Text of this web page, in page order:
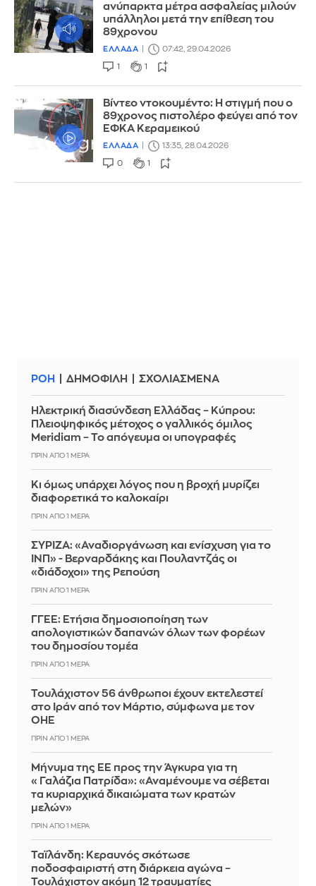
ανύπαρκτα μέτρα ασφαλείας μιλούν
υπάλληλοι μετά την επίθεση του
89χρονου
ΕΛΛΑΔΑ 07:42, 29.04.2026
1 1
Βίντεο ντοκουμέντο: Η στιγμή που ο
89χρονος πιστολέρο φεύγει από τον
ΕΦΚΑ Κεραμεικού
ΕΛΛΑΔΑ 13:35, 28.04.2026
0 1
ΡΟΗ ΔΗΜΟΦΙΛΗ ΣΧΟΛΙΑΣΜΕΝΑ
Ηλεκτρική διασύνδεση Ελλάδας – Κύπρου:
Πλειοψηφικός μέτοχος ο γαλλικός όμιλος
Meridiam – Το απόγευμα οι υπογραφές
ΠΡΙΝ ΑΠΌ 1 ΜΈΡΑ
Κι όμως υπάρχει λόγος που η βροχή μυρίζει
διαφορετικά το καλοκαίρι
ΠΡΙΝ ΑΠΌ 1 ΜΈΡΑ
ΣΥΡΙΖΑ: «Αναδιοργάνωση και ενίσχυση για το
ΙΝΠ» - Βερναρδάκης και Πουλαντζάς οι
«διάδοχοι» της Ρεπούση
ΠΡΙΝ ΑΠΌ 1 ΜΈΡΑ
ΓΓΕΕ: Eτήσια δημοσιοποίηση των
απολογιστικών δαπανών όλων των φορέων
του δημοσίου τομέα
ΠΡΙΝ ΑΠΌ 1 ΜΈΡΑ
Τουλάχιστον 56 άνθρωποι έχουν εκτελεστεί
στο Ιράν από τον Μάρτιο, σύμφωνα με τον
ΟΗΕ
ΠΡΙΝ ΑΠΌ 1 ΜΈΡΑ
Μήνυμα της ΕΕ προς την Άγκυρα για τη
«Γαλάζια Πατρίδα»: «Αναμένουμε να σέβεται
τα κυριαρχικά δικαιώματα των κρατών
μελών»
ΠΡΙΝ ΑΠΌ 1 ΜΈΡΑ
Ταϊλάνδη: Κεραυνός σκότωσε
ποδοσφαιριστή στη διάρκεια αγώνα –
Τουλάχιστον ακόμη 12 τραυματίες